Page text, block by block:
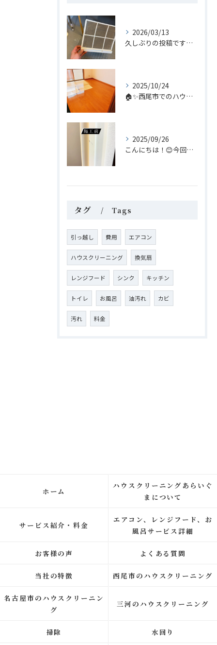
2026/03/13
久しぶりの投稿です😊 今回は家庭内のちょっとしたヒーロー、浴...
2025/10/24
🏠✨西尾市でのハウスクリーニングなら、私たち「あらいぐま」に...
2025/09/26
こんにちは！😊今回はリペア補修についてのご案内です。
タグ Tags
引っ越し 費用 エアコン
ハウスクリーニング 換気扇
レンジフード シンク キッチン
トイレ お風呂 油汚れ カビ
汚れ 料金
ホーム
ハウスクリーニングあらいぐ
まについて
サービス紹介・料金
エアコン、レンジフード、お
風呂サービス詳細
お客様の声 よくある質問
当社の特徴 西尾市のハウスクリーニング
名古屋市のハウスクリーニン
グ
三河のハウスクリーニング
掃除 水回り